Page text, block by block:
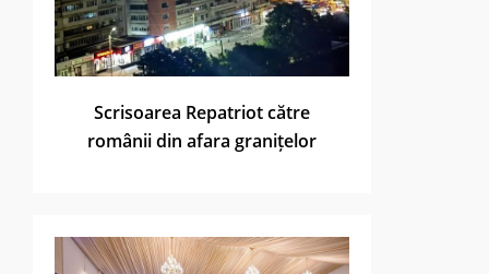
Scrisoarea Repatriot către
românii din afara granițelor